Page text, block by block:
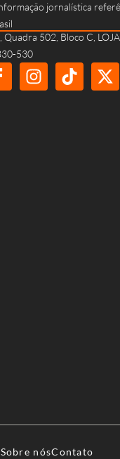
jornalística
Quadra 502, Bloco C,
530
Sobre nósContato